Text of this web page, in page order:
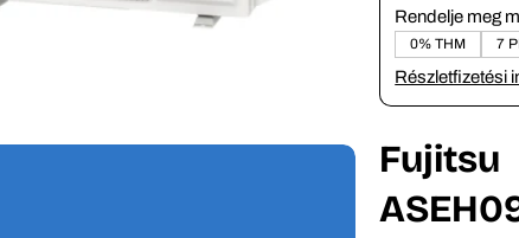
Rendelje meg
0% THM 7
Részletfizetési